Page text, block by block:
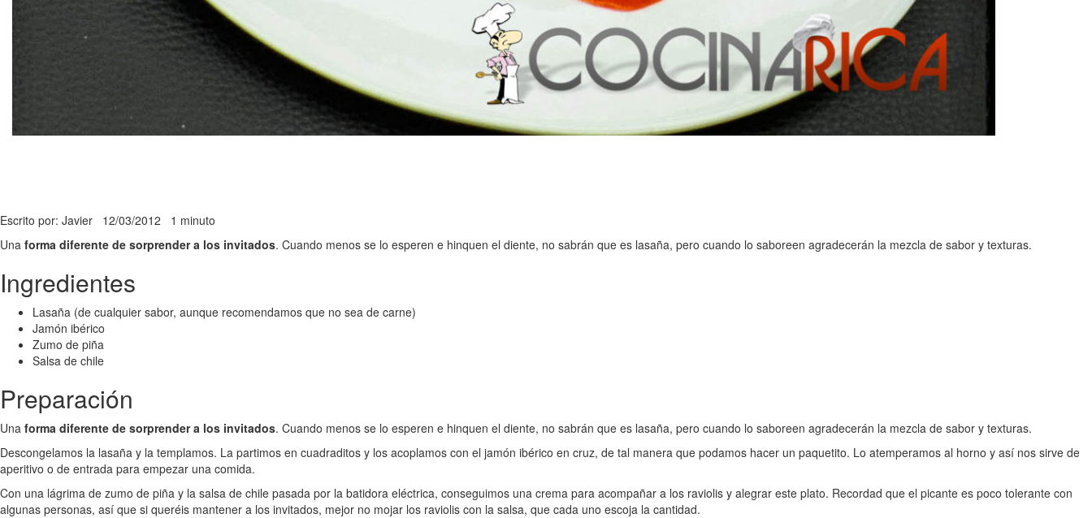
Escrito por: Javier 12/03/2012 1 minuto
Una forma diferente de sorprender a los invitados. Cuando menos se lo esperen e hinquen el diente, no sabrán que es lasaña, pero cuando lo saboreen agradecerán la mezcla de sabor y texturas.
Ingredientes
Lasaña (de cualquier sabor, aunque recomendamos que no sea de carne)
Jamón ibérico
Zumo de piña
Salsa de chile
Preparación
Una forma diferente de sorprender a los invitados. Cuando menos se lo esperen e hinquen el diente, no sabrán que es lasaña, pero cuando lo saboreen agradecerán la mezcla de sabor y texturas.
Descongelamos la lasaña y la templamos. La partimos en cuadraditos y los acoplamos con el jamón ibérico en cruz, de tal manera que podamos hacer un paquetito. Lo atemperamos al horno y así nos sirve de
aperitivo o de entrada para empezar una comida.
Con una lágrima de zumo de piña y la salsa de chile pasada por la batidora eléctrica, conseguimos una crema para acompañar a los raviolis y alegrar este plato. Recordad que el picante es poco tolerante con
algunas personas, así que si queréis mantener a los invitados, mejor no mojar los raviolis con la salsa, que cada uno escoja la cantidad.